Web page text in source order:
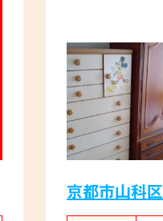
京都市山科区